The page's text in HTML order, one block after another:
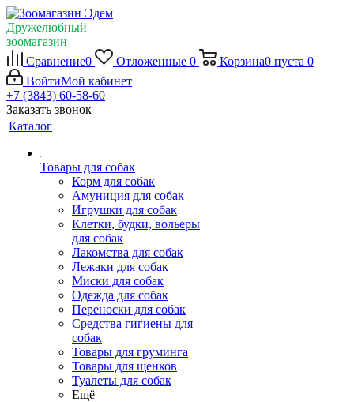
Дружелюбный
зоомагазин
Сравнение0 Отложенные 0 Корзина0 пуста 0
ВойтиМой кабинет
+7 (3843) 60-58-60
Заказать звонок
Каталог
Товары для собак
Корм для собак
Амуниция для собак
Игрушки для собак
Клетки, будки, вольеры
для собак
Лакомства для собак
Лежаки для собак
Миски для собак
Одежда для собак
Переноски для собак
Средства гигиены для
собак
Товары для груминга
Товары для щенков
Туалеты для собак
Ещё